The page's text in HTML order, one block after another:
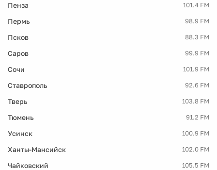
Пенза 101.4 FM
Пермь 98.9 FM
Псков 88.3 FM
Саров 99.9 FM
Сочи 101.9 FM
Ставрополь 92.6 FM
Тверь 103.8 FM
Тюмень 91.2 FM
Усинск 100.9 FM
Ханты-Мансийск 102.0 FM
Чайковский 105.5 FM